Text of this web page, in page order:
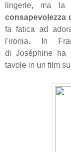
lingerie, ma
consapevolezza
fa fatica ad
l'ironia. In
diJoséphine ha
tavole in un film